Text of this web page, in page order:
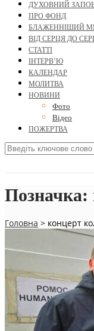
ДУХОВНИЙ
ПРО ФОНД
БЛАЖЕННІШИЙ
ВІД СЕРЦЯ ДО
СТАТТІ
ІНТЕРВ’Ю
КАЛЕНДАР
МОЛИТВА
НОВИНИ
Фото
Відео
ПОЖЕРТВА
Позначка:
Головна > концерт